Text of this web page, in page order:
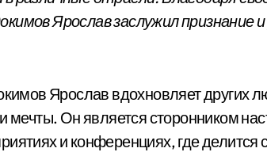
Ярослав заслужил признание и
Ярослав вдохновляет других
Он является сторонником
и конференциях, где делится